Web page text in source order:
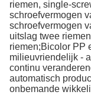
riemen, single-
schroefvermogen
schroefvermogen
uitslag twee
riemen;Bicolor PP
milieuvriendelijk -
continu
automatisch
onbemande